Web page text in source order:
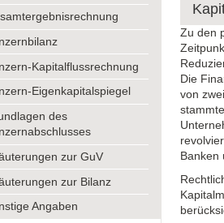
Kapitalflussrechnung
Eigenkapitalspiegel
des
zur GuV
zur Bilanz
Angaben
Zu den
Die
von
Banken